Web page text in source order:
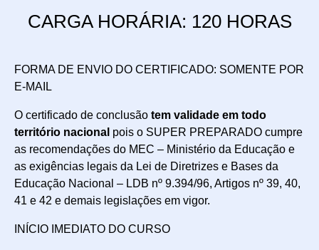
CARGA HORÁRIA: 120 HORAS
FORMA DE ENVIO DO CERTIFICADO: SOMENTE POR
E-MAIL
O certificado de conclusão tem validade em todo
território nacional pois o SUPER PREPARADO cumpre
as recomendações do MEC – Ministério da Educação e
as exigências legais da Lei de Diretrizes e Bases da
Educação Nacional – LDB nº 9.394/96, Artigos nº 39, 40,
41 e 42 e demais legislações em vigor.
INÍCIO IMEDIATO DO CURSO